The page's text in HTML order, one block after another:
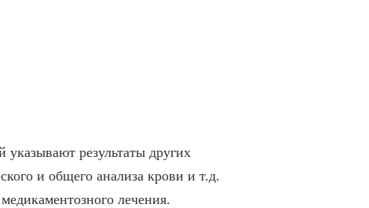
указывают результаты других
и общего анализа крови и т.д.
лечения.